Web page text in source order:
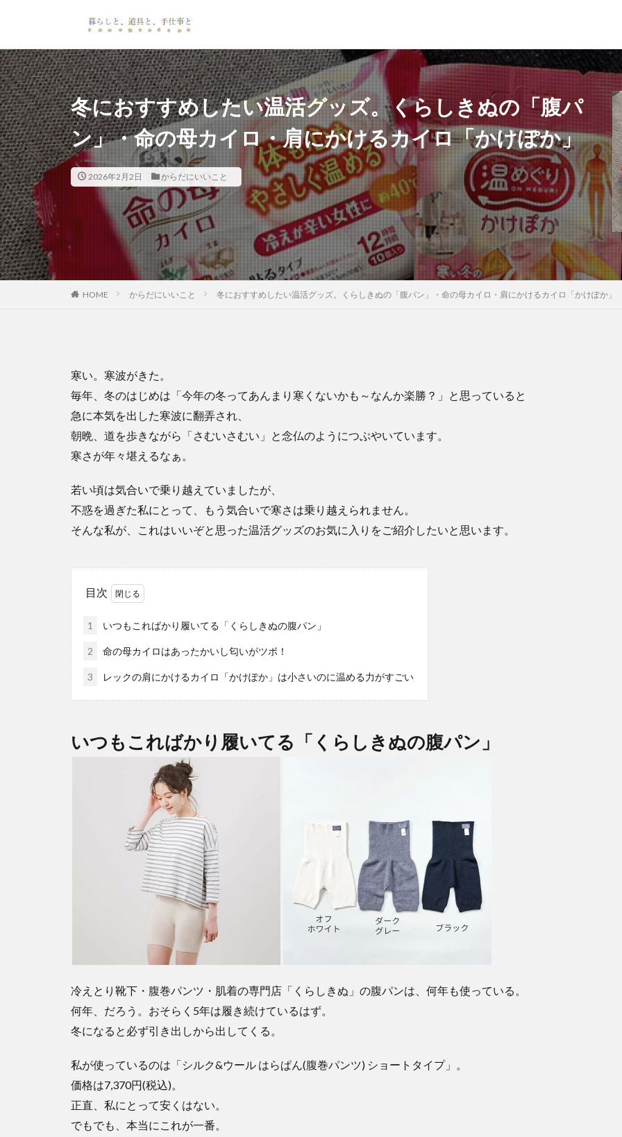
冬におすすめしたい温活グッズ。くらしきぬの「腹パ
ン」・命の母カイロ・肩にかけるカイロ「かけぽか」
2026年2月2日 からだにいいこと
HOME からだにいいこと 冬におすすめしたい温活グッズ。くらしきぬの「腹パン」・命の母カイロ・肩にかけるカイロ「かけぽか」
寒い。寒波がきた。
毎年、冬のはじめは「今年の冬ってあんまり寒くないかも～なんか楽勝？」と思っていると
急に本気を出した寒波に翻弄され、
朝晩、道を歩きながら「さむいさむい」と念仏のようにつぶやいています。
寒さが年々堪えるなぁ。
若い頃は気合いで乗り越えていましたが、
不惑を過ぎた私にとって、もう気合いで寒さは乗り越えられません。
そんな私が、これはいいぞと思った温活グッズのお気に入りをご紹介したいと思います。
目次
1 いつもこればかり履いてる「くらしきぬの腹パン」
2 命の母カイロはあったかいし匂いがツボ！
3 レックの肩にかけるカイロ「かけぽか」は小さいのに温める力がすごい
いつもこればかり履いてる「くらしきぬの腹パン」
冷えとり靴下・腹巻パンツ・肌着の専門店「くらしきぬ」の腹パンは、何年も使っている。
何年、だろう。おそらく5年は履き続けているはず。
冬になると必ず引き出しから出してくる。
私が使っているのは「シルク&ウール はらぱん(腹巻パンツ) ショートタイプ」。
価格は7,370円(税込)。
正直、私にとって安くはない。
でもでも、本当にこれが一番。
カテゴリー
検索